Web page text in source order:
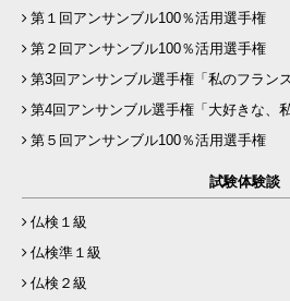
第１回アンサンブル100％活用選手権
第２回アンサンブル100％活用選手権
第3回アンサンブル選手権「私のフランス
第4回アンサンブル選手権「大好きな、私
第５回アンサンブル100％活用選手権
試験体験談
仏検１級
仏検準１級
仏検２級